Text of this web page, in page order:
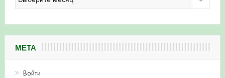
новостей
МЕТА
Войти